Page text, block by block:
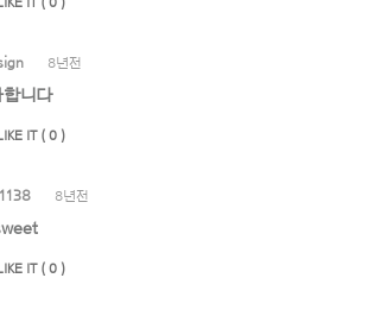
8년전
합니다
IT ( 0 )
8년전
IT ( 0 )